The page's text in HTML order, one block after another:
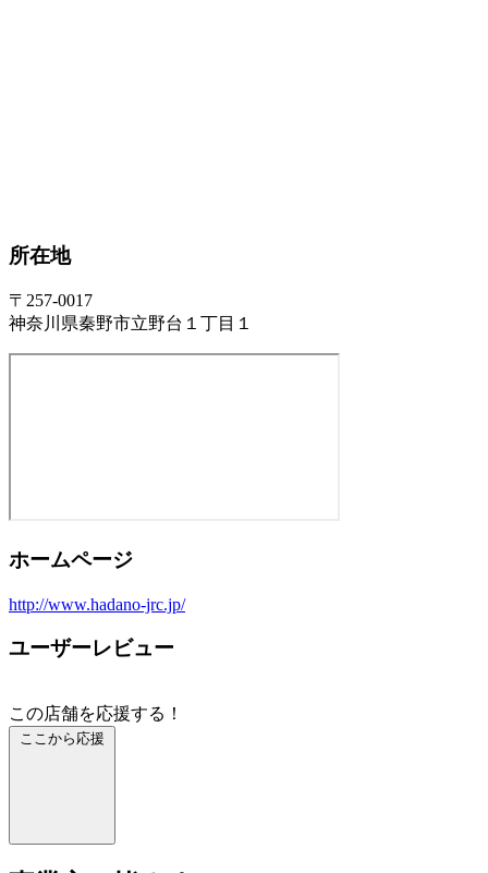
所在地
〒257-0017
神奈川県秦野市立野台１丁目１
ホームページ
http://www.hadano-jrc.jp/
ユーザーレビュー
この店舗を応援する！
ここから応援